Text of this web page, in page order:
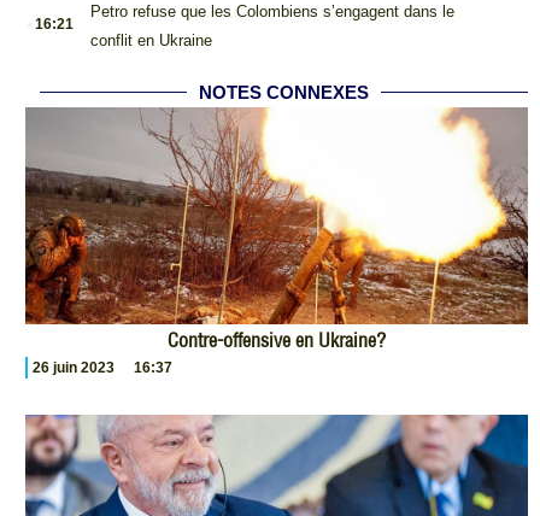
16:21
Petro refuse que les Colombiens s’engagent dans le
conflit en Ukraine
NOTES CONNEXES
Contre-offensive en Ukraine?
26 juin 2023 16:37